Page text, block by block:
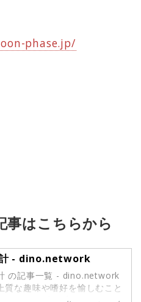
phase.jp/
事はこちらから
- dino.network
の記事一覧 - dino.network
質な趣味や嗜好を愉しむこと